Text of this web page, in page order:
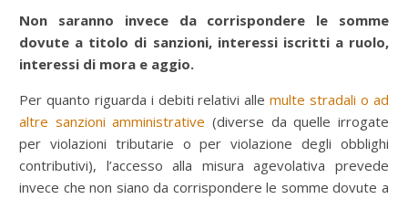
Non saranno invece da corrispondere le somme
dovute a titolo di sanzioni, interessi iscritti a ruolo,
interessi di mora e aggio.
Per quanto riguarda i debiti relativi allemulte stradali o ad
altre sanzioni amministrative (diverse da quelle irrogate
per violazioni tributarie o per violazione degli obblighi
contributivi), l’accesso alla misura agevolativa prevede
invece che non siano da corrispondere le somme dovute a